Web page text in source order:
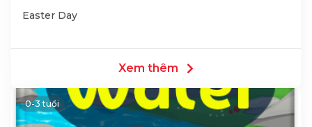
Easter Day
Xem thêm
0-3 tuổi